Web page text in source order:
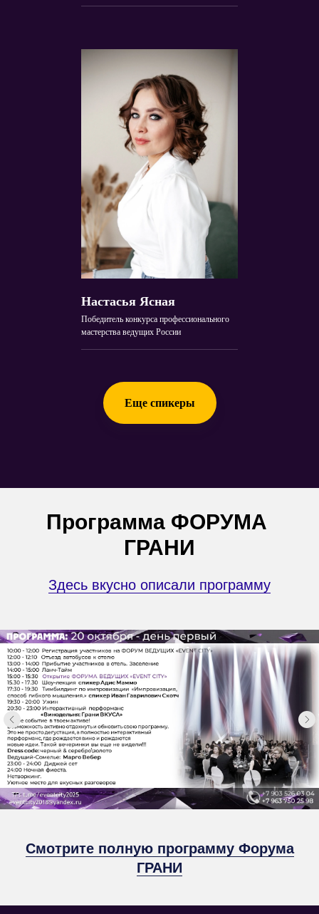
Настасья Ясная
Победитель конкурса профессионального
мастерства ведущих России
Еще спикеры
Программа ФОРУМА
ГРАНИ
Здесь вкусно описали программу
Смотрите полную программу Форума
ГРАНИ